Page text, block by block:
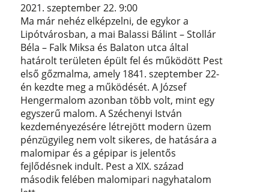
2021. szeptember 22. 9:00
Ma már nehéz elképzelni, de egykor a
Lipótvárosban, a mai Balassi Bálint – Stollár
Béla – Falk Miksa és Balaton utca által
határolt területen épült fel és működött Pest
első gőzmalma, amely 1841. szeptember 22-
én kezdte meg a működését. A József
Hengermalom azonban több volt, mint egy
egyszerű malom. A Széchenyi István
kezdeményezésére létrejött modern üzem
pénzügyileg nem volt sikeres, de hatására a
malomipar és a gépipar is jelentős
fejlődésnek indult. Pest a XIX. század
második felében malomipari nagyhatalom